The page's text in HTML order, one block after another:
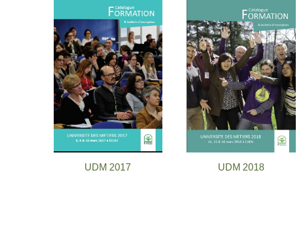
UDM 2017 UDM 2018